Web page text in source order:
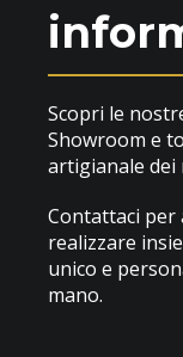
Scopri le
Showroom e
artigianale
Contattaci
realizzare
unico e
mano.